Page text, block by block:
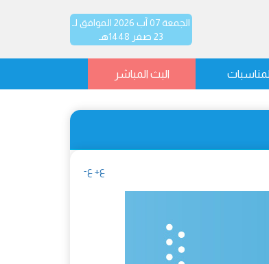
الجمعة 07 آب 2026 الموافق لـ
23 صفر 1448هـ
البث المباشر
ع+ ع-